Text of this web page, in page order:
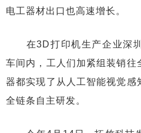
电工器材出口也高速增长。
在3D打印机生产企业深圳
车间内，工人们加紧组装销往
器都实现了从人工智能视觉感
全链条自主研发。